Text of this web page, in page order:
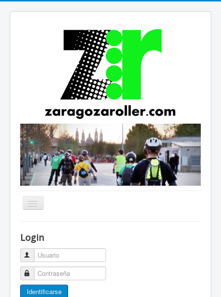
Cambiar
Patines Solidarios
¿Cómo asociarme? Ventajas
Movilidad en patines F.A.Q.
Login
Usuario
Contraseña
Identificarse